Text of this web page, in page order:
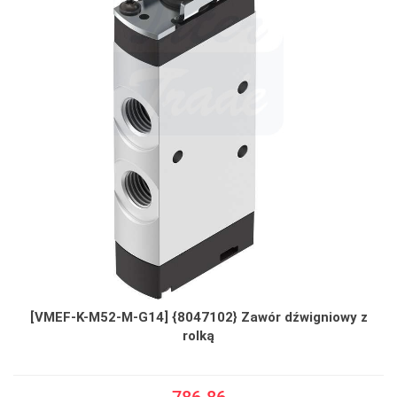
[VMEF-K-M52-M-G14] {8047102} Zawór dźwigniowy z
rolką